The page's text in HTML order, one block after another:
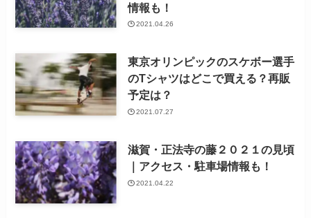
情報も！
2021.04.26
東京オリンピックのスケボー選手
のTシャツはどこで買える？再販
予定は？
2021.07.27
滋賀・正法寺の藤２０２１の見頃
｜アクセス・駐車場情報も！
2021.04.22